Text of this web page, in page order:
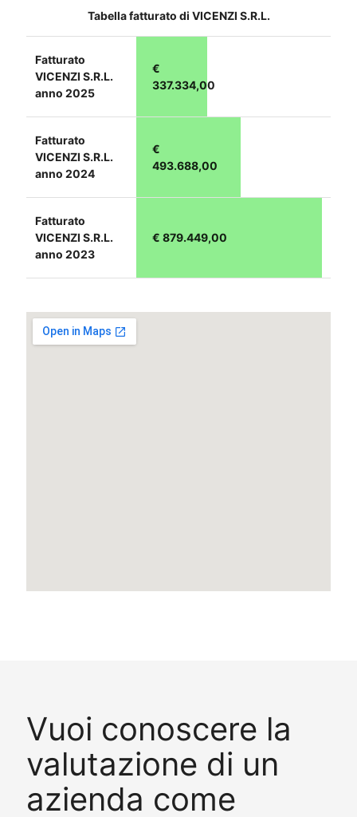
Tabella fatturato di VICENZI S.R.L.
Fatturato
VICENZI S.R.L.
anno 2025
€
337.334,00
Fatturato
VICENZI S.R.L.
anno 2024
€
493.688,00
Fatturato
VICENZI S.R.L.
anno 2023
€ 879.449,00
Vuoi conoscere la
valutazione di un
azienda come